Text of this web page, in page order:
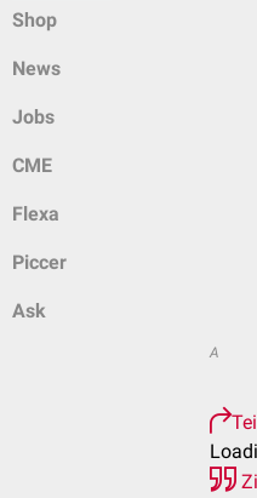
Shop
News
Jobs
CME
Flexa
Piccer
Ask
A